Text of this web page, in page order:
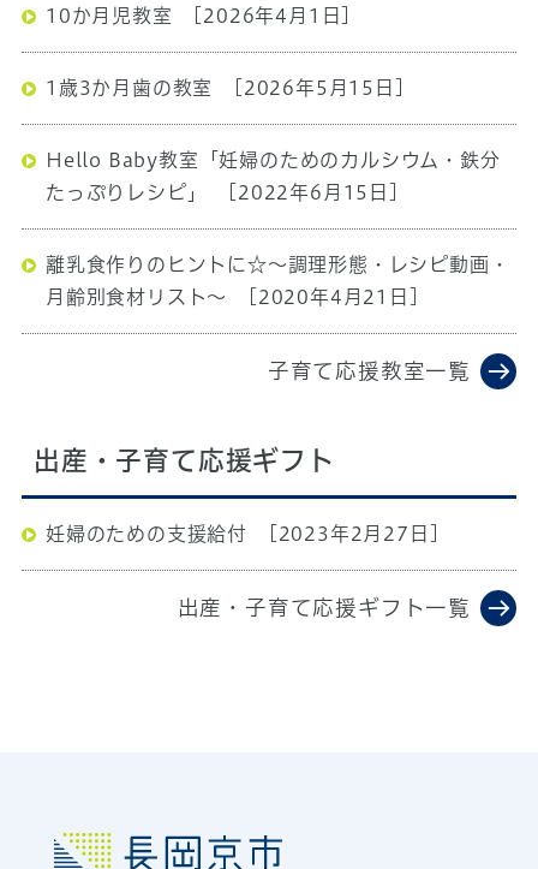
10か月児教室 [2026年4月1日]
1歳3か月歯の教室 [2026年5月15日]
Hello Baby教室「妊婦のためのカルシウム・鉄分
たっぷりレシピ」
[2022年6月15日]
離乳食作りのヒントに☆～調理形態・レシピ動画・
月齢別食材リスト～
[2020年4月21日]
子育て応援教室一覧
出産・子育て応援ギフト
妊婦のための支援給付 [2023年2月27日]
出産・子育て応援ギフト一覧